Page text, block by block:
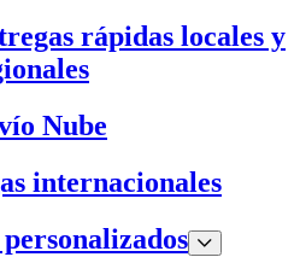
rápidas locales y
Nube
internacionales